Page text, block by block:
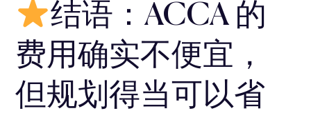
结语：ACCA 的
费用确实不便宜，
但规划得当可以省